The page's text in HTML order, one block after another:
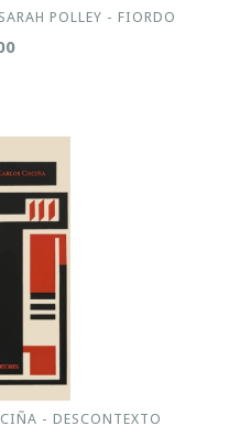
POLLEY - FIORDO
- DESCONTEXTO